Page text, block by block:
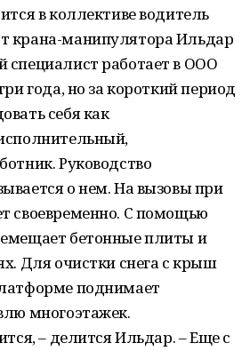
в коллективе водитель
крана-манипулятора Ильдар
работает в ООО
года, но за короткий период
себя как
Руководство
о нем. На вызовы при
своевременно. С помощью
бетонные плиты и
Для очистки снега с крыш
поднимает
многоэтажек.
– делится Ильдар. – Еще с